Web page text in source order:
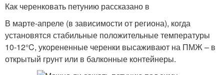
Как черенковать петунию рассказано в
В марте-апреле (в зависимости от региона), когда
установятся стабильные положительные температуры
10-12°C, укорененные черенки высаживают на ПМЖ – в
открытый грунт или в балконные контейнеры.